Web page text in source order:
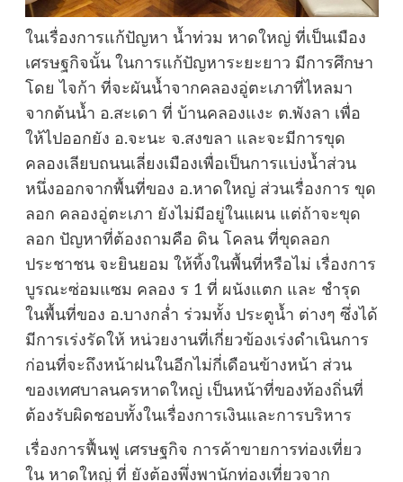
ในเรื่องการแก้ปัญหา น้ำท่วม หาดใหญ่ ที่เป็นเมือง
เศรษฐกิจนั้น ในการแก้ปัญหาระยะยาว มีการศึกษา
โดย ไจก้า ที่จะผันน้ำจากคลองอู่ตะเภาที่ไหลมา
จากต้นน้ำ อ.สะเดา ที่ บ้านคลองแงะ ต.พังลา เพื่อ
ให้ไปออกยัง อ.จะนะ จ.สงขลา และจะมีการขุด
คลองเลียบถนนเลี่ยงเมืองเพื่อเป็นการแบ่งน้ำส่วน
หนึ่งออกจากพื้นที่ของ อ.หาดใหญ่ ส่วนเรื่องการ ขุด
ลอก คลองอู่ตะเภา ยังไม่มีอยู่ในแผน แต่ถ้าจะขุด
ลอก ปัญหาที่ต้องถามคือ ดิน โคลน ที่ขุดลอก
ประชาชน จะยินยอม ให้ทิ้งในพื้นที่หรือไม่ เรื่องการ
บูรณะซ่อมแซม คลอง ร 1 ที่ ผนังแตก และ ชำรุด
ในพื้นที่ของ อ.บางกล่ำ ร่วมทั้ง ประตูน้ำ ต่างๆ ซึ่งได้
มีการเร่งรัดให้ หน่วยงานที่เกี่ยวข้องเร่งดำเนินการ
ก่อนที่จะถึงหน้าฝนในอีกไม่กี่เดือนข้างหน้า ส่วน
ของเทศบาลนครหาดใหญ่ เป็นหน้าที่ของท้องถิ่นที่
ต้องรับผิดชอบทั้งในเรื่องการเงินและการบริหาร
เรื่องการฟื้นฟู เศรษฐกิจ การค้าขายการท่องเที่ยว
ใน หาดใหญ่ ที่ ยังต้องพึ่งพานักท่องเที่ยวจาก